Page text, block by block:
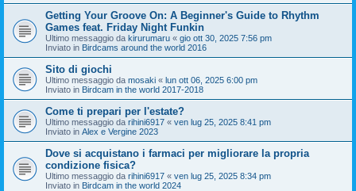
Getting Your Groove On: A Beginner's Guide to Rhythm
Games feat. Friday Night Funkin
Ultimo messaggio da kirurumaru « gio ott 30, 2025 7:56 pm
Inviato in Birdcams around the world 2016
Sito di giochi
Ultimo messaggio da mosaki « lun ott 06, 2025 6:00 pm
Inviato in Birdcam in the world 2017-2018
Come ti prepari per l'estate?
Ultimo messaggio da rihini6917 « ven lug 25, 2025 8:41 pm
Inviato in Alex e Vergine 2023
Dove si acquistano i farmaci per migliorare la propria
condizione fisica?
Ultimo messaggio da rihini6917 « ven lug 25, 2025 8:34 pm
Inviato in Birdcam in the world 2024